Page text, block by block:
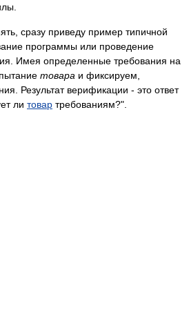
сразу приведу пример типичной
программы или проведение
Имея определенные требования на
товара и фиксируем,
Результат верификации - это ответ
ли товар требованиям?".